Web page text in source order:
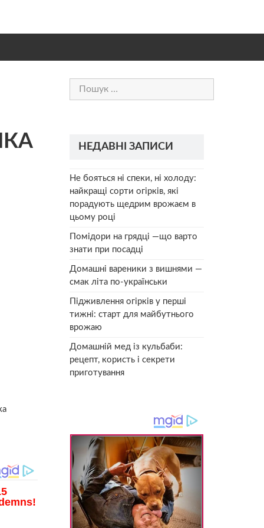
Пошук:
НЕДАВНІ ЗАПИСИ
Не бояться ні спеки, ні холоду:
найкращі сорти огірків, які
порадують щедрим врожаєм в
цьому році
Помідори на грядці —що варто
знати при посадці
Домашні вареники з вишнями —
смак літа по-українськи
Підживлення огірків у перші
тижні: старт для майбутнього
врожаю
Домашній мед із кульбаби:
рецепт, користь і секрети
приготування